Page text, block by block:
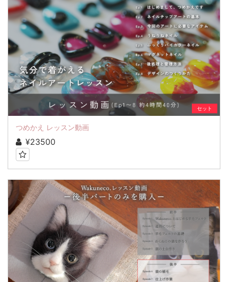
セット
つめかえ レッスン動画
¥23500